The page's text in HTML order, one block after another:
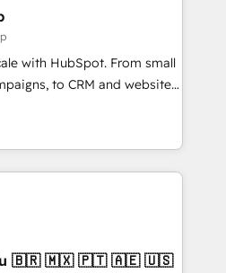
HubSpot Accreditations 🌟
2021 🌟INBOUND’19
CRM. ✔️A team of
pricing models —
Dedicated HubSpot
over 25,000+ customers so
✔️Bespoke apps &
on-demand bundle services. Connect with us today!
with HubSpot. From small
to CRM and websites.
in every inch of
hand-in-hand with your
and build a better
and customers.
4RevOps | Mkt4edu 🇧🇷 🇲🇽 🇵🇹 🇦🇪 🇺🇸